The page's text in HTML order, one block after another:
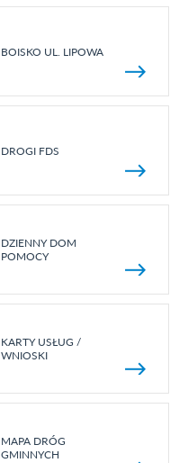
BOISKO UL. LIPOWA
DROGI FDS
DZIENNY DOM
POMOCY
KARTY USŁUG /
WNIOSKI
MAPA DRÓG
GMINNYCH